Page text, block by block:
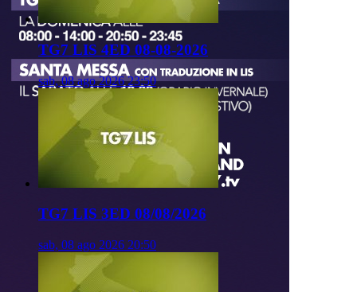
TG7 LIS 4ED 08-08-2026
sab, 08 ago 2026 23:50
TG7 LIS 3ED 08/08/2026
sab, 08 ago 2026 20:50